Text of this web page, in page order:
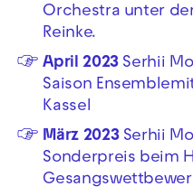
Orchestra unter
Reinke.
April 2023Serhii
Saison
Kassel
März 2023Serhii
Sonderpreis beim